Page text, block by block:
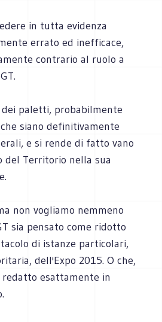
in tutta evidenza
errato ed inefficace,
contrario al ruolo a
paletti, probabilmente
siano definitivamente
e si rende di fatto vano
del Territorio nella sua
non vogliamo nemmeno
sia pensato come ridotto
di istanze particolari,
dell'Expo 2015. O che,
redatto esattamente in